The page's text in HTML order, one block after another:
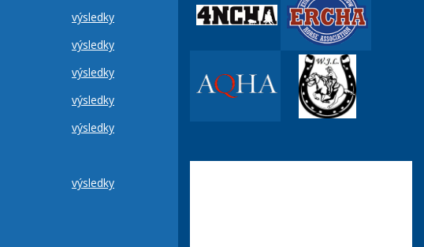
výsledky
výsledky
výsledky
výsledky
výsledky
výsledky